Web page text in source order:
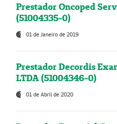
Prestador Oncoped
(51004335-0)
01 de Janeiro de 2019
Prestador Decordis
LTDA (51004346-0)
01 de Abril de 2020